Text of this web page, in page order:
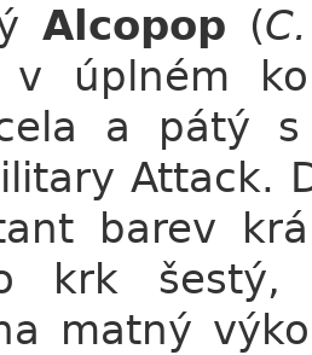
Alcopop (
v úplném
a pátý
Attack.
barev
krk šestý,
matný